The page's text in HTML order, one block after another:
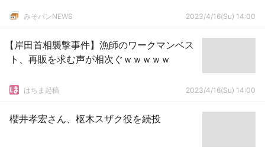
みそパンNEWS 2023/4/16(Su) 14:00
【岸田首相襲撃事件】漁師のワークマンベス
ト、再販を求む声が相次ぐｗｗｗｗｗ
はちま起稿 2023/4/16(Su) 14:00
櫻井孝宏さん、枢木スザク役を続投